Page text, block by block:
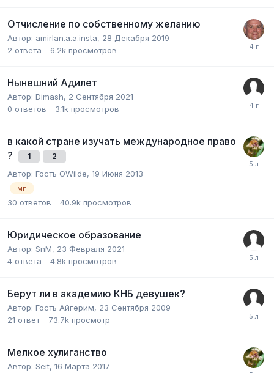
Отчисление по собственному желанию
Автор: amirlan.a.a.insta, 28 Декабря 2019
2 ответа 6.2k просмотров
Нынешний Адилет
Автор: Dimash, 2 Сентября 2021
0 ответов 3.1k просмотров
в какой стране изучать международное право
?
1 2
Автор: Гость OWilde, 19 Июня 2013
мп
30 ответов 40.9k просмотров
Юридическое образование
Автор: SnM, 23 Февраля 2021
4 ответа 4.8k просмотров
Берут ли в академию КНБ девушек?
Автор: Гость Айгерим, 23 Сентября 2009
21 ответ 73.7k просмотр
Мелкое хулиганство
Автор: Seit, 16 Марта 2017